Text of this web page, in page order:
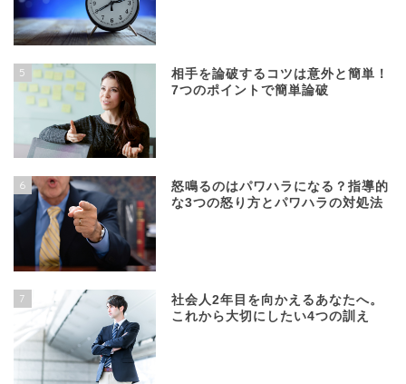
5
相手を論破するコツは意外と簡単！
7つのポイントで簡単論破
6
怒鳴るのはパワハラになる？指導的
な3つの怒り方とパワハラの対処法
7
社会人2年目を向かえるあなたへ。
これから大切にしたい4つの訓え